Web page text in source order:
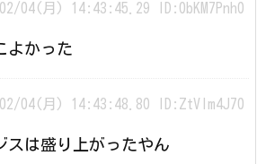
04(月) 14:43:45.29 ID:0bKM7Pnh0
よかった
04(月) 14:43:48.80 ID:ZtVIm4J70
スは盛り上がったやん